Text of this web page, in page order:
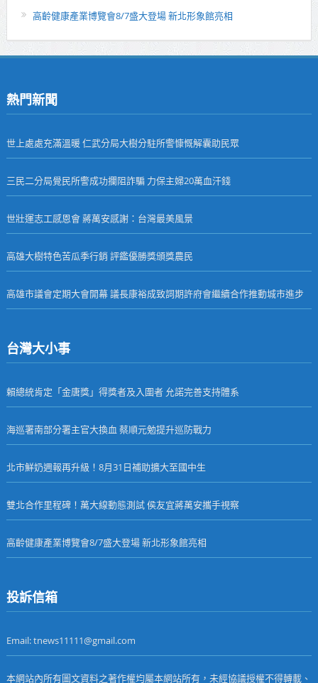
高齡健康產業博覽會8/7盛大登場 新北形象館亮相
熱門新聞
世上處處充滿溫暖 仁武分局大樹分駐所警慷慨解囊助民眾
三民二分局覺民所警成功攔阻詐騙 力保主婦20萬血汗錢
世壯運志工感恩會 蔣萬安感謝：台灣最美風景
高雄大樹特色苦瓜季行銷 評鑑優勝獎頒獎農民
高雄市議會定期大會開幕 議長康裕成致詞期許府會繼續合作推動城市進步
台灣大小事
賴總統肯定「金唐獎」得獎者及入圍者 允諾完善支持體系
海巡署南部分署主官大換血 蔡順元勉提升巡防戰力
北市鮮奶週報再升級！8月31日補助擴大至國中生
雙北合作里程碑！萬大線動態測試 侯友宜蔣萬安攜手視察
高齡健康產業博覽會8/7盛大登場 新北形象館亮相
投訴信箱
Email: tnews11111@gmail.com
本網站內所有圖文資料之著作權均屬本網站所有，未經協議授權不得轉載、